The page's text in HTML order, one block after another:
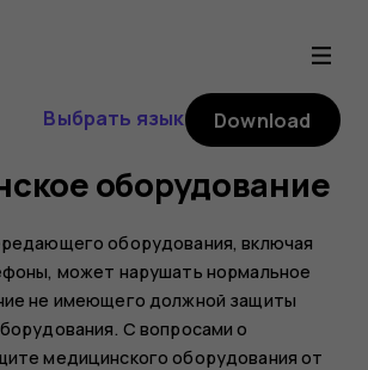
Выбрать язык Download
оборудование
оборудования, включая
может нарушать нормальное
не имеющего должной защиты
С вопросами о
медицинского оборудования от